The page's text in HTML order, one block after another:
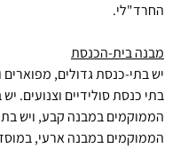
החרד"לי.
מבנה בית-הכנסת
יש בתי-כנסת גדולים, מפוארים
בתי כנסת סולידיים וצנועים.
הממוקמים במבנה קבע, ויש
הממוקמים במבנה ארעי,